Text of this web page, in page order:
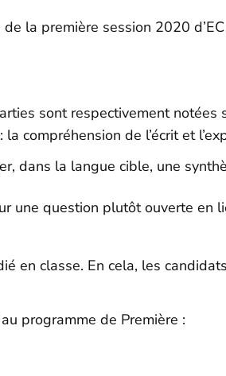
la première session 2020 d’EC
sont respectivement
compréhension de l’écrit et
dans la langue cible, une
une question plutôt ouverte
en classe. En cela, les
programme de Première :